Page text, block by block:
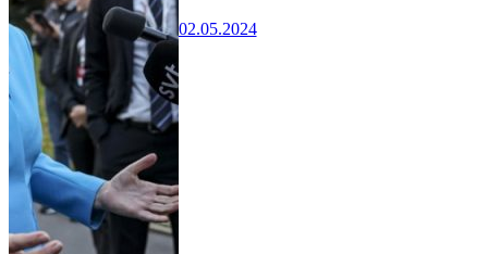
02.05.2024